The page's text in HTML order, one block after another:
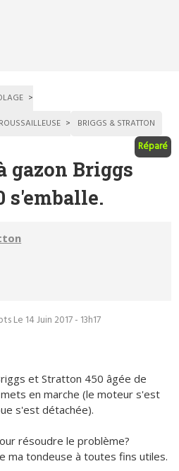
BRIGGS & STRATTON
Réparé
gazon Briggs
s'emballe.
Le 14 Juin 2017 - 13h17
et Stratton 450 âgée de
en marche (le moteur s'est
s'est détachée).
résoudre le problème?
ma tondeuse à toutes fins utiles.